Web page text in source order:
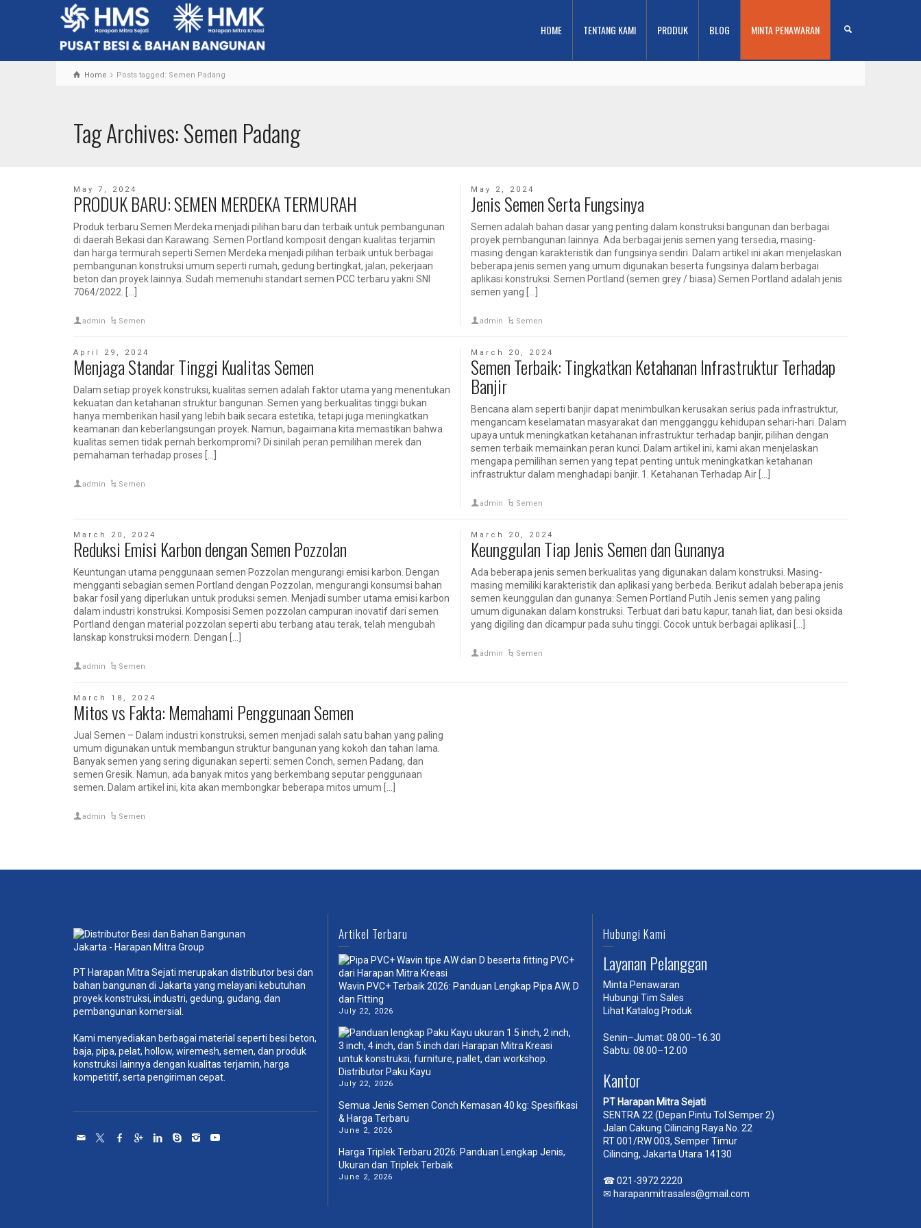
HOME TENTANG KAMI PRODUK BLOG MINTA PENAWARAN
Home Posts tagged: Semen Padang
Tag Archives: Semen Padang
May 7, 2024
PRODUK BARU: SEMEN MERDEKA TERMURAH
Produk terbaru Semen Merdeka menjadi pilihan baru dan terbaik untuk pembangunan
di daerah Bekasi dan Karawang. Semen Portland komposit dengan kualitas terjamin
dan harga termurah seperti Semen Merdeka menjadi pilihan terbaik untuk berbagai
pembangunan konstruksi umum seperti rumah, gedung bertingkat, jalan, pekerjaan
beton dan proyek lainnya. Sudah memenuhi standart semen PCC terbaru yakni SNI
7064/2022. […]
admin Semen
May 2, 2024
Jenis Semen Serta Fungsinya
Semen adalah bahan dasar yang penting dalam konstruksi bangunan dan berbagai
proyek pembangunan lainnya. Ada berbagai jenis semen yang tersedia, masing-
masing dengan karakteristik dan fungsinya sendiri. Dalam artikel ini akan menjelaskan
beberapa jenis semen yang umum digunakan beserta fungsinya dalam berbagai
aplikasi konstruksi. Semen Portland (semen grey / biasa) Semen Portland adalah jenis
semen yang […]
admin Semen
April 29, 2024
Menjaga Standar Tinggi Kualitas Semen
Dalam setiap proyek konstruksi, kualitas semen adalah faktor utama yang menentukan
kekuatan dan ketahanan struktur bangunan. Semen yang berkualitas tinggi bukan
hanya memberikan hasil yang lebih baik secara estetika, tetapi juga meningkatkan
keamanan dan keberlangsungan proyek. Namun, bagaimana kita memastikan bahwa
kualitas semen tidak pernah berkompromi? Di sinilah peran pemilihan merek dan
pemahaman terhadap proses […]
admin Semen
March 20, 2024
Semen Terbaik: Tingkatkan Ketahanan Infrastruktur Terhadap
Banjir
Bencana alam seperti banjir dapat menimbulkan kerusakan serius pada infrastruktur,
mengancam keselamatan masyarakat dan mengganggu kehidupan sehari-hari. Dalam
upaya untuk meningkatkan ketahanan infrastruktur terhadap banjir, pilihan dengan
semen terbaik memainkan peran kunci. Dalam artikel ini, kami akan menjelaskan
mengapa pemilihan semen yang tepat penting untuk meningkatkan ketahanan
infrastruktur dalam menghadapi banjir. 1. Ketahanan Terhadap Air […]
admin Semen
March 20, 2024
Reduksi Emisi Karbon dengan Semen Pozzolan
Keuntungan utama penggunaan semen Pozzolan mengurangi emisi karbon. Dengan
mengganti sebagian semen Portland dengan Pozzolan, mengurangi konsumsi bahan
bakar fosil yang diperlukan untuk produksi semen. Menjadi sumber utama emisi karbon
dalam industri konstruksi. Komposisi Semen pozzolan campuran inovatif dari semen
Portland dengan material pozzolan seperti abu terbang atau terak, telah mengubah
lanskap konstruksi modern. Dengan […]
admin Semen
March 20, 2024
Keunggulan Tiap Jenis Semen dan Gunanya
Ada beberapa jenis semen berkualitas yang digunakan dalam konstruksi. Masing-
masing memiliki karakteristik dan aplikasi yang berbeda. Berikut adalah beberapa jenis
semen keunggulan dan gunanya: Semen Portland Putih Jenis semen yang paling
umum digunakan dalam konstruksi. Terbuat dari batu kapur, tanah liat, dan besi oksida
yang digiling dan dicampur pada suhu tinggi. Cocok untuk berbagai aplikasi […]
admin Semen
March 18, 2024
Mitos vs Fakta: Memahami Penggunaan Semen
Jual Semen – Dalam industri konstruksi, semen menjadi salah satu bahan yang paling
umum digunakan untuk membangun struktur bangunan yang kokoh dan tahan lama.
Banyak semen yang sering digunakan seperti: semen Conch, semen Padang, dan
semen Gresik. Namun, ada banyak mitos yang berkembang seputar penggunaan
semen. Dalam artikel ini, kita akan membongkar beberapa mitos umum […]
admin Semen
PT Harapan Mitra Sejati merupakan distributor besi dan
bahan bangunan di Jakarta yang melayani kebutuhan
proyek konstruksi, industri, gedung, gudang, dan
pembangunan komersial.
Kami menyediakan berbagai material seperti besi beton,
baja, pipa, pelat, hollow, wiremesh, semen, dan produk
konstruksi lainnya dengan kualitas terjamin, harga
kompetitif, serta pengiriman cepat.
Artikel Terbaru
Wavin PVC+ Terbaik 2026: Panduan Lengkap Pipa AW, D
dan Fitting
July 22, 2026
Distributor Paku Kayu
July 22, 2026
Semua Jenis Semen Conch Kemasan 40 kg: Spesifikasi
& Harga Terbaru
June 2, 2026
Harga Triplek Terbaru 2026: Panduan Lengkap Jenis,
Ukuran dan Triplek Terbaik
June 2, 2026
Hubungi Kami
Layanan Pelanggan
Minta Penawaran
Hubungi Tim Sales
Lihat Katalog Produk
Senin–Jumat: 08.00–16.30
Sabtu: 08.00–12.00
Kantor
PT Harapan Mitra Sejati
SENTRA 22 (Depan Pintu Tol Semper 2)
Jalan Cakung Cilincing Raya No. 22
RT 001/RW 003, Semper Timur
Cilincing, Jakarta Utara 14130
☎021-3972 2220
✉ harapanmitrasales@gmail.com